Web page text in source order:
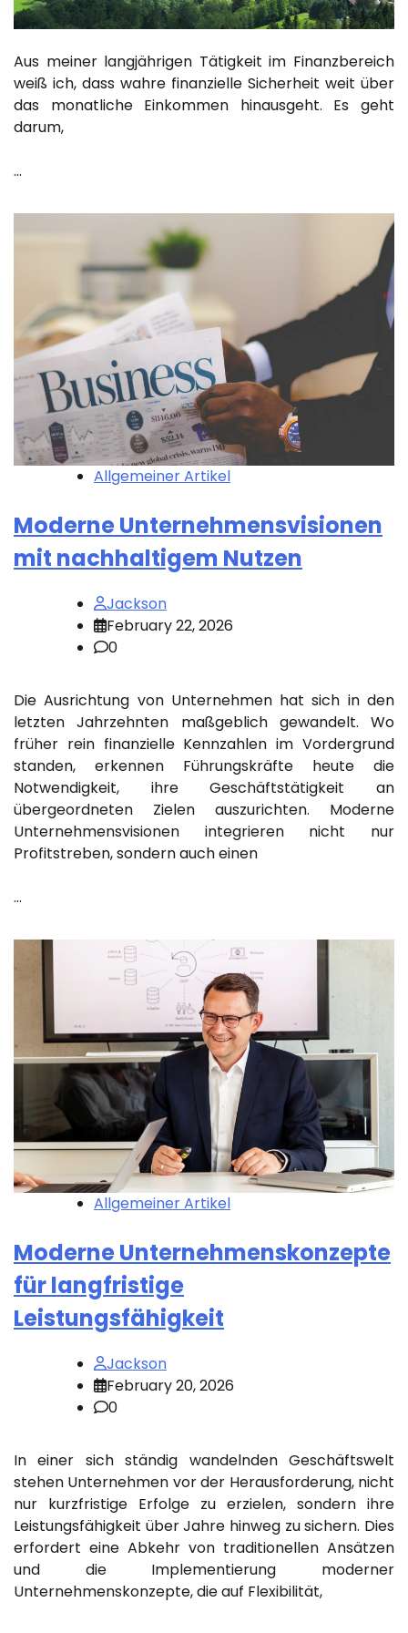
Aus meiner langjährigen Tätigkeit im Finanzbereich
weiß ich, dass wahre finanzielle Sicherheit weit über
das monatliche Einkommen hinausgeht. Es geht
darum,
…
Allgemeiner Artikel
Moderne Unternehmensvisionen
mit nachhaltigem Nutzen
Jackson
February 22, 2026
0
Die Ausrichtung von Unternehmen hat sich in den
letzten Jahrzehnten maßgeblich gewandelt. Wo
früher rein finanzielle Kennzahlen im Vordergrund
standen, erkennen Führungskräfte heute die
Notwendigkeit, ihre Geschäftstätigkeit an
übergeordneten Zielen auszurichten. Moderne
Unternehmensvisionen integrieren nicht nur
Profitstreben, sondern auch einen
…
Allgemeiner Artikel
Moderne Unternehmenskonzepte
für langfristige
Leistungsfähigkeit
Jackson
February 20, 2026
0
In einer sich ständig wandelnden Geschäftswelt
stehen Unternehmen vor der Herausforderung, nicht
nur kurzfristige Erfolge zu erzielen, sondern ihre
Leistungsfähigkeit über Jahre hinweg zu sichern. Dies
erfordert eine Abkehr von traditionellen Ansätzen
und die Implementierung moderner
Unternehmenskonzepte, die auf Flexibilität,